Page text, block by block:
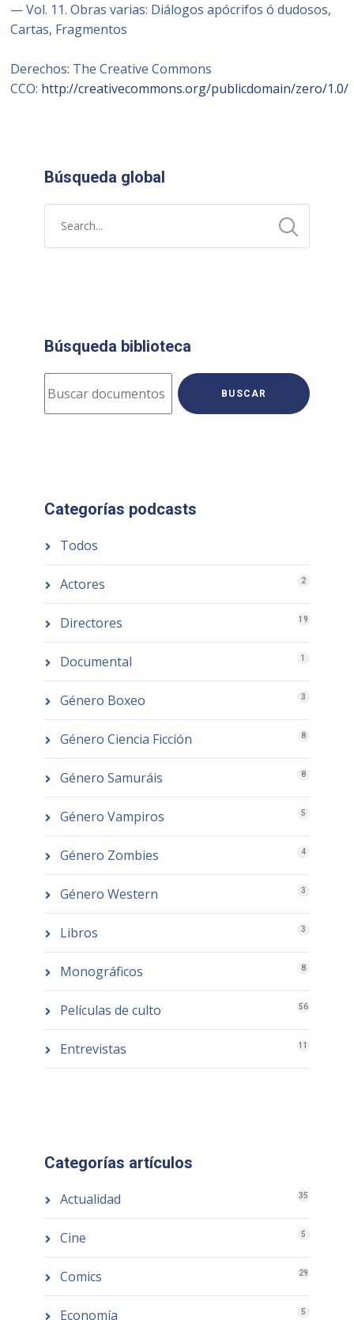
— Vol. 11. Obras varias: Diálogos apócrifos ó dudosos,
Cartas, Fragmentos
Derechos: The Creative Commons
CCO: http://creativecommons.org/publicdomain/zero/1.0/
Búsqueda global
Búsqueda biblioteca
BUSCAR
Categorías podcasts
Todos
Actores 2
Directores 19
Documental 1
Género Boxeo 3
Género Ciencia Ficción 8
Género Samuráis 8
Género Vampiros 5
Género Zombies 4
Género Western 3
Libros 3
Monográficos 8
Películas de culto 56
Entrevistas 11
Categorías artículos
Actualidad 35
Cine 5
Comics 29
Economía 5